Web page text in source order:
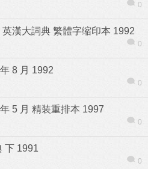
搜索
0
漢大詞典 繁體字缩印本 1992
0
8 月 1992
0
5 月 精装重排本 1997
0
下 1991
0